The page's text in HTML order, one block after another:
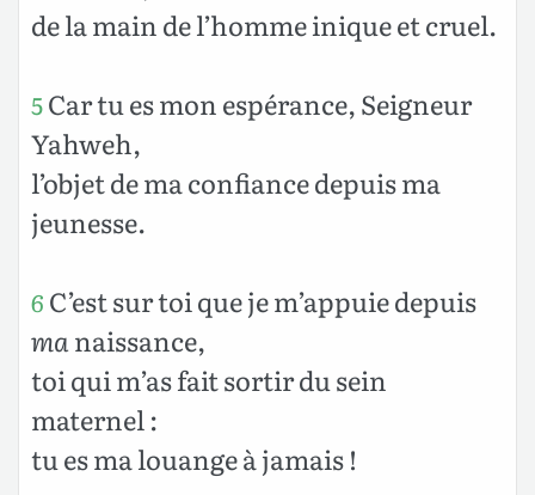
de la main de l’homme inique et cruel.
5Car tu es mon espérance, Seigneur
Yahweh,
l’objet de ma confiance depuis ma
jeunesse.
6 C’est sur toi que je m’appuie depuis
manaissance,
toi qui m’as fait sortir du sein
maternel :
tu es ma louange à jamais !